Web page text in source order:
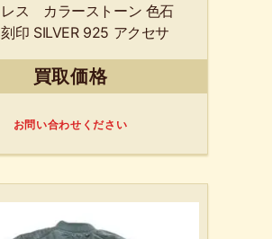
レス カラーストーン 色石
刻印 SILVER 925 アクセサ
買取価格
お問い合わせください